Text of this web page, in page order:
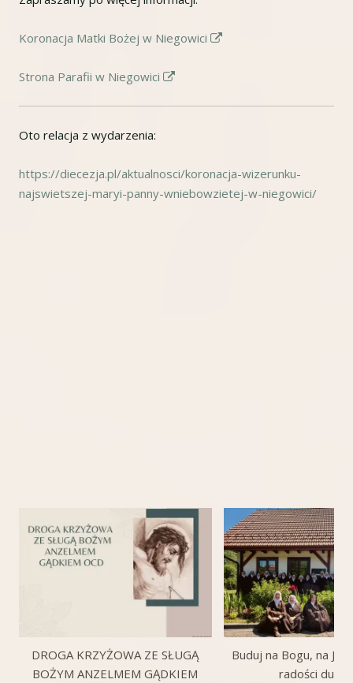
Koronacja Matki Bożej w Niegowici
Strona Parafii w Niegowici
oknie
Oto relacja z wydarzenia:
https://diecezja.pl/aktualnosci/koronacja-wizerunku-
najswietszej-maryi-panny-wniebowzietej-w-niegowici/
DROGA KRZYŻOWA ZE SŁUGĄ
BOŻYM ANZELMEM GĄDKIEM
Buduj na Bogu, na
radości